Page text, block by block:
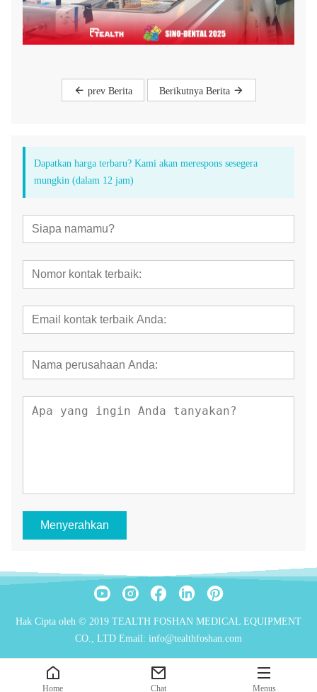
prev Berita Berikutnya Berita
Dapatkan harga terbaru? Kami akan merespons sesegera
mungkin (dalam 12 jam)
Menyerahkan
Hak Cipta oleh © 2019 TEALTH FOSHAN MEDICAL EQUIPMENT
CO., LTD Email: info@tealthfoshan.com
Home Chat Menus